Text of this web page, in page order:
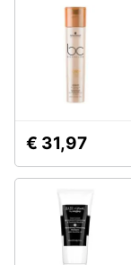
€ 31,97